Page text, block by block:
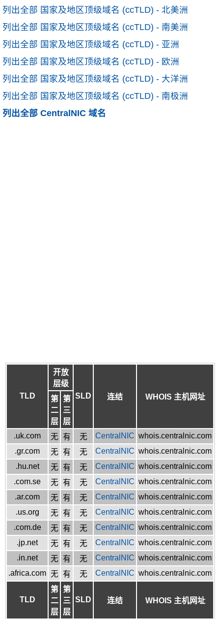
列出全部 国家及地区顶级域名 (ccTLD) - 北美洲
列出全部 国家及地区顶级域名 (ccTLD) - 南美洲
列出全部 国家及地区顶级域名 (ccTLD) - 亚洲
列出全部 国家及地区顶级域名 (ccTLD) - 欧洲
列出全部 国家及地区顶级域名 (ccTLD) - 大洋洲
列出全部 国家及地区顶级域名 (ccTLD) - 南极洲
列出全部 CentralNIC 域名
TLD
开放
层级
SLD
连结 WHOIS 主机网址
第
二
层
第
三
层
.uk.com
无 有 无 CentralNIC whois.centralnic.com
.gr.com
无 有 无 CentralNIC whois.centralnic.com
.hu.net
无 有 无 CentralNIC whois.centralnic.com
.com.se
无 有 无 CentralNIC whois.centralnic.com
.ar.com
无 有 无 CentralNIC whois.centralnic.com
.us.org
无 有 无 CentralNIC whois.centralnic.com
.com.de
无 有 无 CentralNIC whois.centralnic.com
.jp.net
无 有 无 CentralNIC whois.centralnic.com
.in.net
无 有 无 CentralNIC whois.centralnic.com
.africa.com 无 有 无 CentralNIC whois.centralnic.com
TLD
第
二
层
第
三
层
SLD 连结 WHOIS 主机网址